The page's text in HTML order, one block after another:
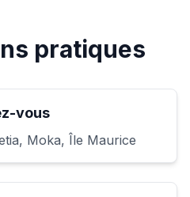
pratiques
vous
Moka, Île Maurice